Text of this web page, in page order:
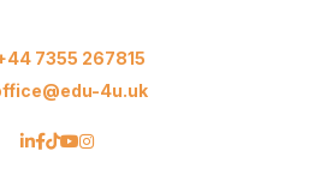
7355 267815
4u.uk